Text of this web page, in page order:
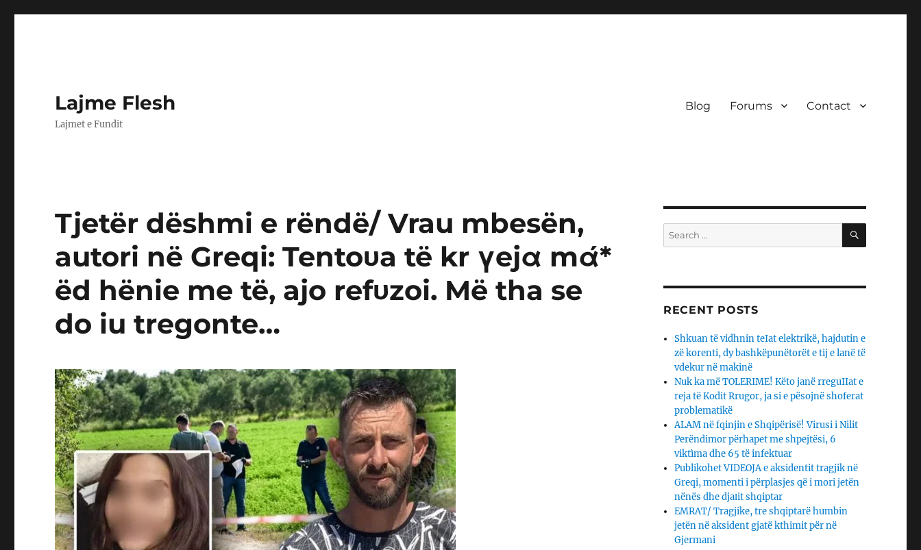
Lajme Flesh
Lajmet e Fundit
Blog Forums Contact
Tjetër dëshmi e rëndë/ Vrau mbesën,
autori në Greqi: Tentoυa të kr γejα mά*
ëd hënie me të, ajo refυzoi. Më tha se
do iu tregonte…
Search
for:
SEARCH
RECENT POSTS
Shkuan të vidhnin teIat elektrikë, hajdutin e
zë korenti, dy bashkëpunëtorët e tij e lanë të
vdekur në makinë
Nuk ka më TOLERIME! Këto janë rreguIIat e
reja të Kodit Rrugor, ja si e pësojnë shoferat
problematikë
ALAM në fqinjin e Shqipërisë! Virusi i Nilit
Perëndimor përhapet me shpejtësi, 6
viktìma dhe 65 të infektuar
Publikohet VIDEOJA e aksidentit tragjik në
Greqi, momenti i përplasjes që i mori jetën
nënës dhe djaΙit shqiptar
EMRAT/ Tragjike, tre shqiptarë humbin
jetën në aksident gjatë kthimit për në
Gjermani